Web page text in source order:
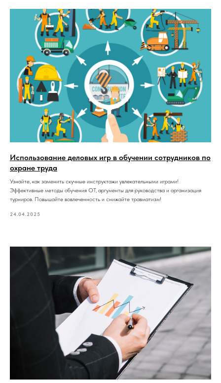
Использование деловых игр в обучении сотрудников по
охране труда
Узнайте, как заменить скучные инструктажи увлекательными играми!
Эффективные методы обучения ОТ, аргументы для руководства и организация
турниров. Повышайте вовлеченность и снижайте травматизм!
24.04.2025